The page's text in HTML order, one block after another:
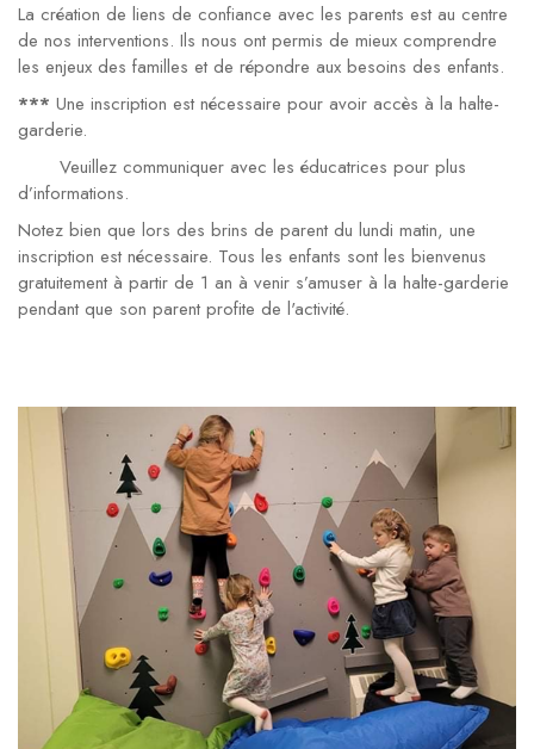
La création de liens de confiance avec les parents est au centre
de nos interventions. Ils nous ont permis de mieux comprendre
les enjeux des familles et de répondre aux besoins des enfants.
*** Une inscription est nécessaire pour avoir accès à la halte-
garderie.
Veuillez communiquer avec les éducatrices pour plus
d’informations.
Notez bien que lors des brins de parent du lundi matin, une
inscription est nécessaire. Tous les enfants sont les bienvenus
gratuitement à partir de 1 an à venir s’amuser à la halte-garderie
pendant que son parent profite de l'activité.